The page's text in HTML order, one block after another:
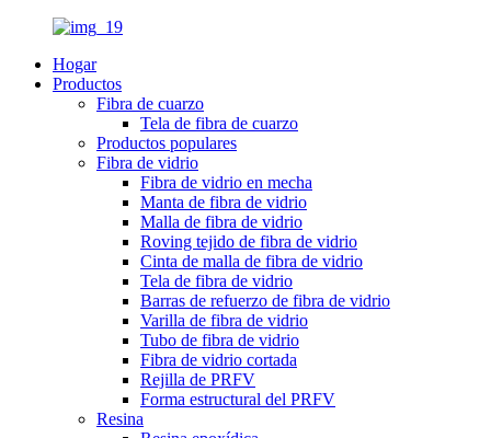
Hogar
Productos
Fibra de cuarzo
Tela de fibra de cuarzo
Productos populares
Fibra de vidrio
Fibra de vidrio en mecha
Manta de fibra de vidrio
Malla de fibra de vidrio
Roving tejido de fibra de vidrio
Cinta de malla de fibra de vidrio
Tela de fibra de vidrio
Barras de refuerzo de fibra de vidrio
Varilla de fibra de vidrio
Tubo de fibra de vidrio
Fibra de vidrio cortada
Rejilla de PRFV
Forma estructural del PRFV
Resina